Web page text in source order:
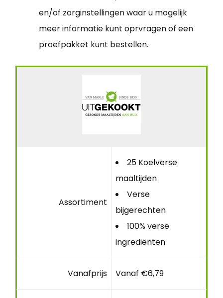
en/of zorginstellingen waar u mogelijk
meer informatie kunt oprvragen of een
proefpakket kunt bestellen.
Assortiment
25 Koelverse
maaltijden
Verse
bijgerechten
100% verse
ingrediënten
Vanafprijs Vanaf €6,79